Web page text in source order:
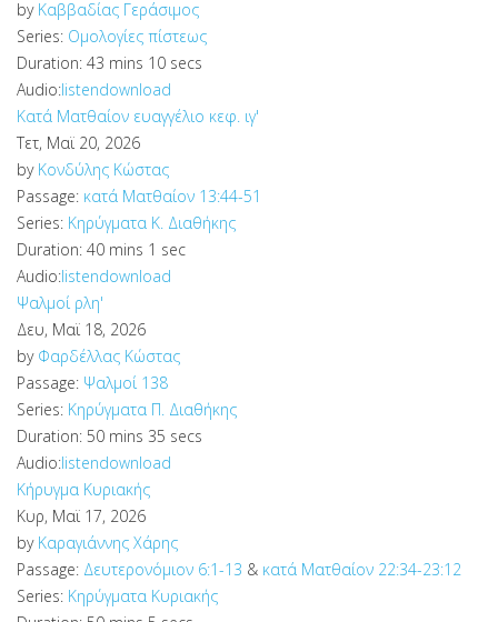
by Καββαδίας Γεράσιμος
Series: Ομολογίες πίστεως
Duration: 43 mins 10 secs
Audio:listendownload
Κατά Ματθαίον ευαγγέλιο κεφ. ιγ'
Τετ, Μαϊ 20, 2026
by Κονδύλης Κώστας
Passage: κατά Ματθαίον 13:44-51
Series: Κηρύγματα Κ. Διαθήκης
Duration: 40 mins 1 sec
Audio:listendownload
Ψαλμοί ρλη'
Δευ, Μαϊ 18, 2026
by Φαρδέλλας Κώστας
Passage: Ψαλμοί 138
Series: Κηρύγματα Π. Διαθήκης
Duration: 50 mins 35 secs
Audio:listendownload
Κήρυγμα Κυριακής
Κυρ, Μαϊ 17, 2026
by Καραγιάννης Χάρης
Passage: Δευτερονόμιον 6:1-13 & κατά Ματθαίον 22:34-23:12
Series: Κηρύγματα Κυριακής